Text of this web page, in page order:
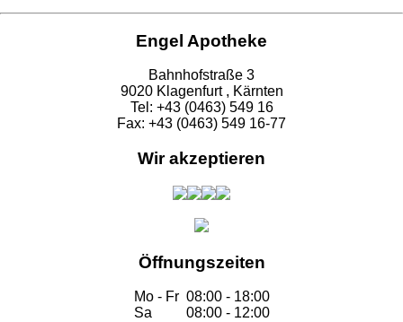
Engel Apotheke
Bahnhofstraße 3
9020 Klagenfurt , Kärnten
Tel: +43 (0463) 549 16
Fax: +43 (0463) 549 16-77
Wir akzeptieren
Öffnungszeiten
Mo - Fr 08:00 - 18:00
Sa
08:00 - 12:00